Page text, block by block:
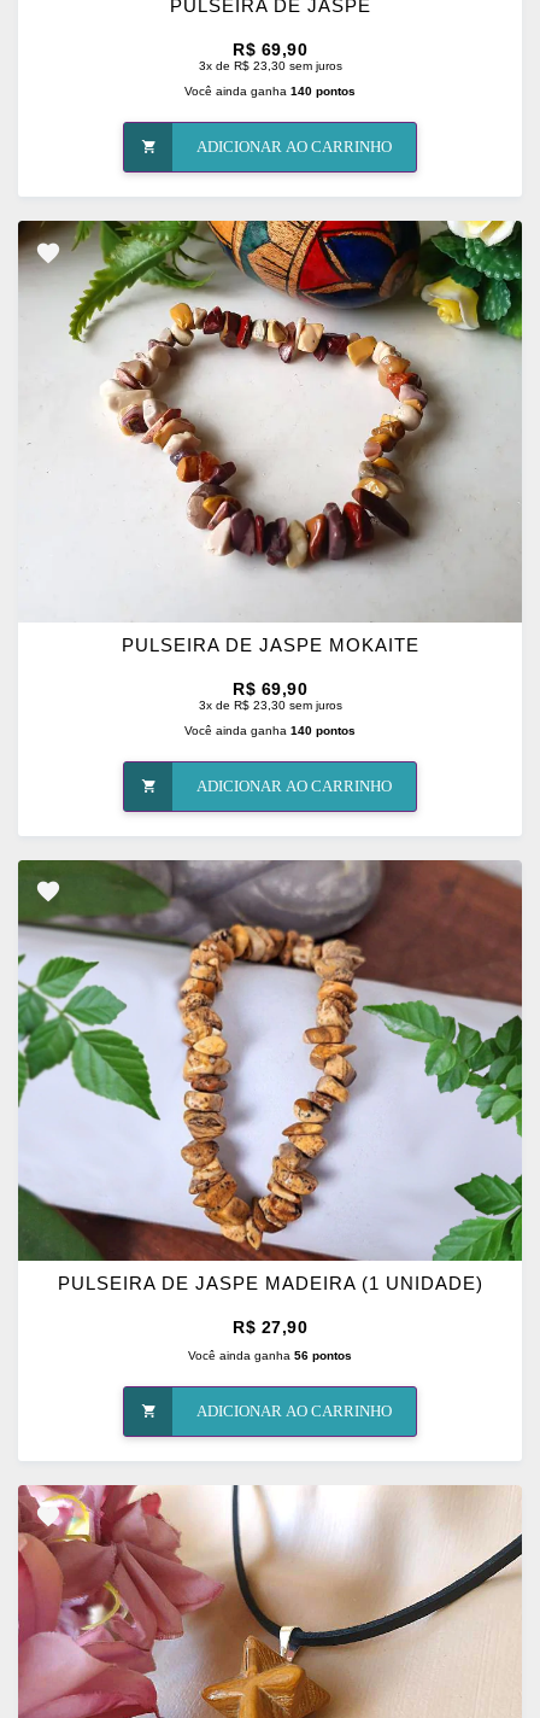
PULSEIRA DE JASPE
R$ 69,90
3x de R$ 23,30 sem juros
Você ainda ganha 140 pontos
ADICIONAR AO CARRINHO
ADICIONAR
OS
FAVORITOS
PULSEIRA DE JASPE MOKAITE
R$ 69,90
3x de R$ 23,30 sem juros
Você ainda ganha 140 pontos
ADICIONAR AO CARRINHO
ADICIONAR
OS
FAVORITOS
PULSEIRA DE JASPE MADEIRA (1 UNIDADE)
R$ 27,90
Você ainda ganha 56 pontos
ADICIONAR AO CARRINHO
ADICIONAR
FAVORITOS